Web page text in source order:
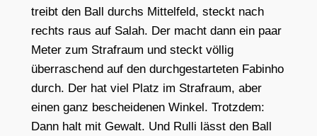
treibt den Ball durchs Mittelfeld, steckt nach
rechts raus auf Salah. Der macht dann ein paar
Meter zum Strafraum und steckt völlig
überraschend auf den durchgestarteten Fabinho
durch. Der hat viel Platz im Strafraum, aber
einen ganz bescheidenen Winkel. Trotzdem:
Dann halt mit Gewalt. Und Rulli lässt den Ball